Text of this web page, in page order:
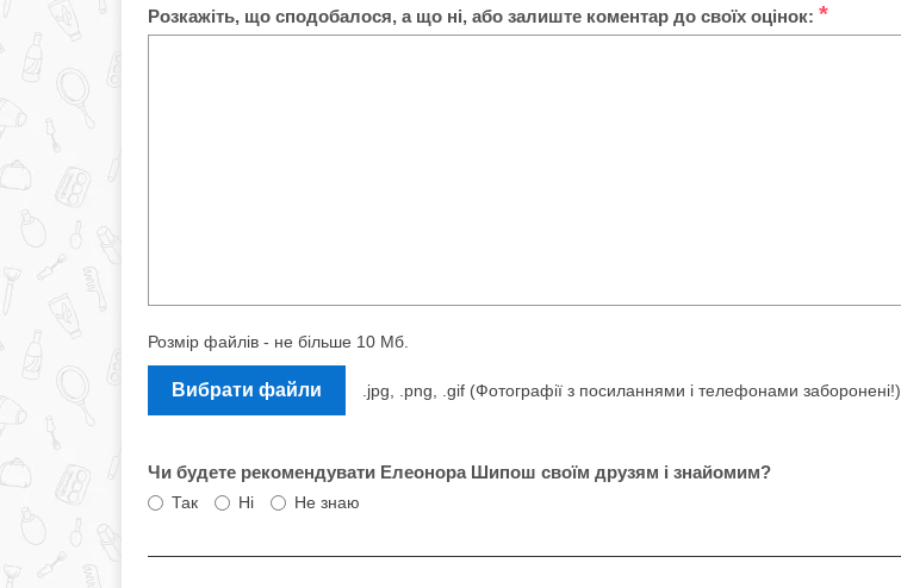
Розкажіть, що сподобалося, а що ні, або залиште коментар до своїх оцінок: *
Розмір файлів - не більше 10 Мб.
Вибрати файли .jpg, .png, .gif (Фотографії з посиланнями і телефонами заборонені!)
Чи будете рекомендувати Елеонора Шипош своїм друзям і знайомим?
Так Ні Не знаю